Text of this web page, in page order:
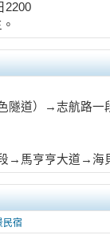
2200
隧道）→志航路
→馬亨亨大道→海
民宿